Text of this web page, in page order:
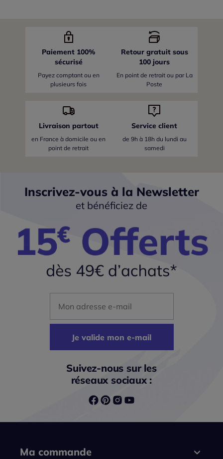
Paiement 100%
sécurisé
Payez comptant ou en
plusieurs fois
Retour gratuit sous
100 jours
En point de retrait ou par La
Poste
Livraison partout
en France à domicile ou en
point de retrait
Service client
de 9h à 18h du lundi au
samedi
Inscrivez-vous à la Newsletter
et bénéficiez de
Je valide mon e-mail
Suivez-nous sur les
réseaux sociaux :
Ma commande